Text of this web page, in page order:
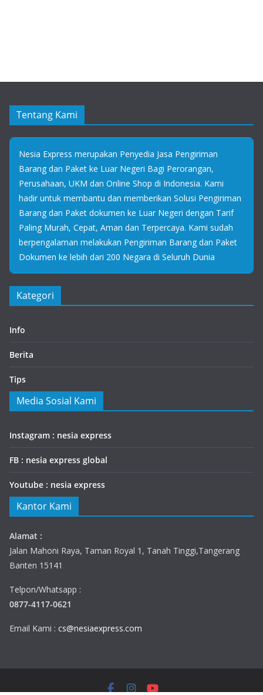
Tentang Kami
Nesia Express merupakan Penyedia Jasa Pengiriman
Barang dan Paket ke Luar Negeri Bagi Perorangan,
Perusahaan, UKM dan Online Shop di Indonesia. Kami
hadir untuk membantu dan memberikan Solusi Pengiriman
Barang dan Paket dokumen ke Luar Negeri dengan Tarif
Paling Murah, Cepat, Aman dan Terpercaya. Kami sudah
berpengalaman melakukan Pengiriman Barang dan Paket
Dokumen ke lebih dari 200 Negara di Seluruh Dunia
Kategori
Info
Berita
Tips
Media Sosial Kami
Instagram : nesia express
FB : nesia express global
Youtube : nesia express
Kantor Kami
Alamat :
Jalan Mahoni Raya, Taman Royal 1, Tanah Tinggi,Tangerang
Banten 15141
Telpon/Whatsapp :
0877-4117-0621
Email Kami : cs@nesiaexpress.com